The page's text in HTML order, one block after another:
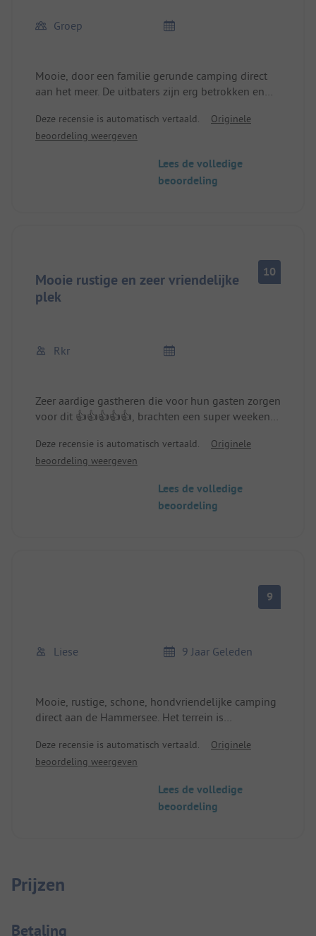
Groep
Mooie, door een familie gerunde camping direct
aan het meer. De uitbaters zijn erg betrokken en
Je kunt hier goed wandelen en fietsen. Een klein
zwemgedeelte nodigt je uit om te zwemmen en te
Deze recensie is automatisch vertaald.
Originele
beoordeling weergeven
Lees de volledige
beoordeling
Mooie rustige en zeer vriendelijke
plek
10
Rkr
Zeer aardige gastheren die voor hun gasten zorgen
voor dit 👍👍👍👍👍, brachten een super weekend
Deze recensie is automatisch vertaald.
Originele
beoordeling weergeven
Lees de volledige
beoordeling
9
Liese 9 Jaar Geleden
Mooie, rustige, schone, hondvriendelijke camping
direct aan de Hammersee. Het terrein is
een winkel waar je de eerste levensbehoeften kunt
krijgen. Deze is elk uur open gedurende 15
in de schaduw. Het water was schoon en
uitnodigend om in te zwemmen.
Deze recensie is automatisch vertaald.
Originele
beoordeling weergeven
Lees de volledige
beoordeling
Prijzen
Betaling